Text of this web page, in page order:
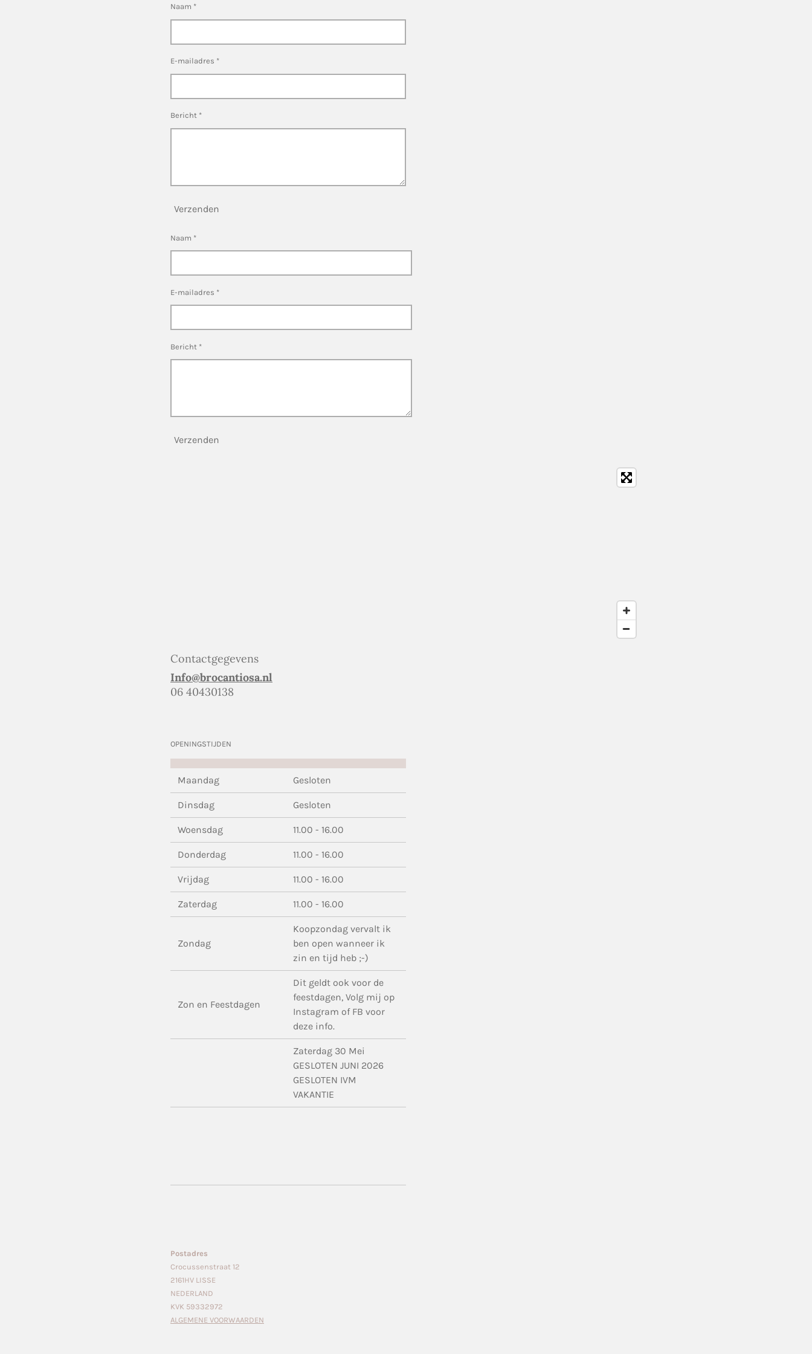
Naam *
E-mailadres *
Bericht *
Verzenden
Naam *
E-mailadres *
Bericht *
Verzenden
Contactgegevens
Info@brocantiosa.nl
06 40430138
OPENINGSTIJDEN
Maandag Gesloten
Dinsdag Gesloten
Woensdag 11.00 - 16.00
Donderdag 11.00 - 16.00
Vrijdag 11.00 - 16.00
Zaterdag 11.00 - 16.00
Zondag
Koopzondag vervalt ik
ben open wanneer ik
zin en tijd heb ;-)
Zon en Feestdagen
Dit geldt ook voor de
feestdagen, Volg mij op
Instagram of FB voor
deze info.
Zaterdag 30 Mei
GESLOTEN JUNI 2026
GESLOTEN IVM
VAKANTIE
Postadres
Crocussenstraat 12
2161HV LISSE
NEDERLAND
KVK 59332972
ALGEMENE VOORWAARDEN